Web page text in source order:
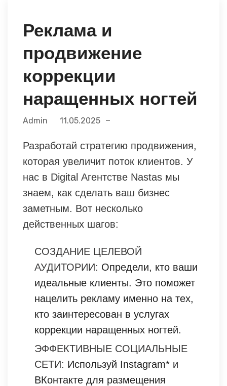
Реклама и
продвижение
коррекции
наращенных ногтей
Admin 11.05.2025
Разработай стратегию продвижения,
которая увеличит поток клиентов. У
нас в Digital Агентстве Nastas мы
знаем, как сделать ваш бизнес
заметным. Вот несколько
действенных шагов:
СОЗДАНИЕ ЦЕЛЕВОЙ
АУДИТОРИИ: Определи, кто ваши
идеальные клиенты. Это поможет
нацелить рекламу именно на тех,
кто заинтересован в услугах
коррекции наращенных ногтей.
ЭФФЕКТИВНЫЕ СОЦИАЛЬНЫЕ
СЕТИ: Используй Instagram* и
ВКонтакте для размещения